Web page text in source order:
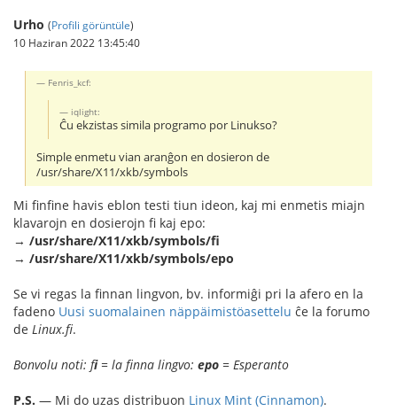
Urho (Profili görüntüle)
10 Haziran 2022 13:45:40
Fenris_kcf:
iqlight:
Ĉu ekzistas simila programo por Linukso?
Simple enmetu vian aranĝon en dosieron de
/usr/share/X11/xkb/symbols
Mi finfine havis eblon testi tiun ideon, kaj mi enmetis miajn
klavarojn en dosierojn fi kaj epo:
→ /usr/share/X11/xkb/symbols/fi
→ /usr/share/X11/xkb/symbols/epo
Se vi regas la finnan lingvon, bv. informiĝi pri la afero en la
fadeno Uusi suomalainen näppäimistöasettelu ĉe la forumo
de Linux.fi.
Bonvolu noti: fi= la finna lingvo: epo = Esperanto
P.S. — Mi do uzas distribuon Linux Mint (Cinnamon).